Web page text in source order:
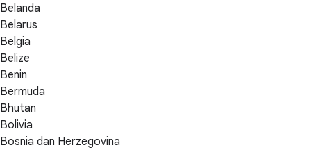
Belanda
Belarus
Belgia
Belize
Benin
Bermuda
Bhutan
Bolivia
Bosnia dan Herzegovina